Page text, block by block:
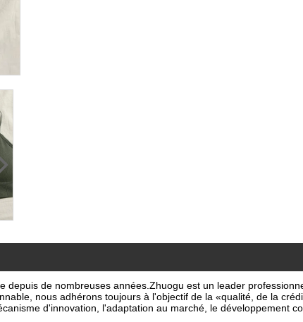
depuis de nombreuses années.Zhuogu est un leader
nous adhérons toujours à l'objectif de la «qualité, de la
d'innovation, l'adaptation au marché, le développement